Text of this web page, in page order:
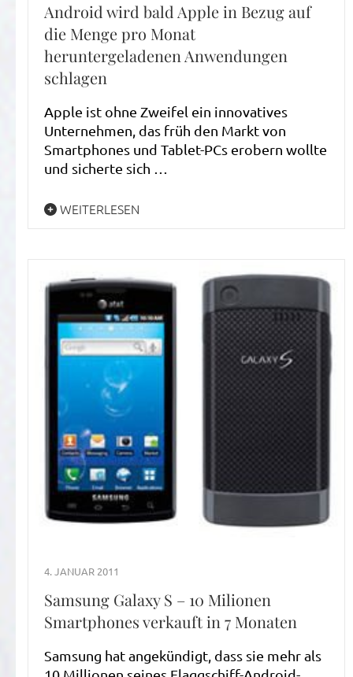
Android wird bald Apple in Bezug auf
die Menge pro Monat
heruntergeladenen Anwendungen
schlagen
Apple ist ohne Zweifel ein innovatives
Unternehmen, das früh den Markt von
Smartphones und Tablet-PCs erobern wollte
und sicherte sich …
WEITERLESEN
4. JANUAR 2011
Samsung Galaxy S – 10 Milionen
Smartphones verkauft in 7 Monaten
Samsung hat angekündigt, dass sie mehr als